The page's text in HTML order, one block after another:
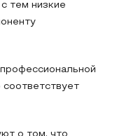
тем низкие
соответствует